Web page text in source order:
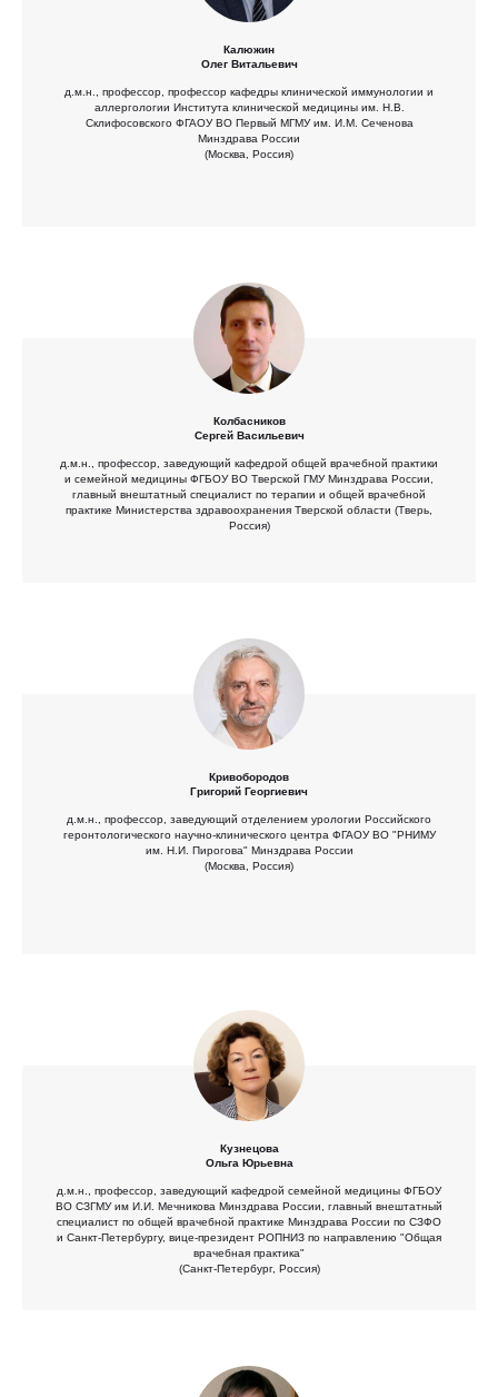
Калюжин
Олег Витальевич
д.м.н., профессор, профессор кафедры клинической иммунологии и
аллергологии Института клинической медицины им. Н.В.
Склифосовского ФГАОУ ВО Первый МГМУ им. И.М. Сеченова
Минздрава России
(Москва, Россия)
Колбасников
Сергей Васильевич
д.м.н., профессор, заведующий кафедрой общей врачебной практики
и семейной медицины ФГБОУ ВО Тверской ГМУ Минздрава России,
главный внештатный специалист по терапии и общей врачебной
практике Министерства здравоохранения Тверской области (Тверь,
Россия)
Кривобородов
Григорий Георгиевич
д.м.н., профессор, заведующий отделением урологии Российского
геронтологического научно-клинического центра ФГАОУ ВО "РНИМУ
им. Н.И. Пирогова" Минздрава России
(Москва, Россия)
Кузнецова
Ольга Юрьевна
д.м.н., профессор, заведующий кафедрой семейной медицины ФГБОУ
ВО СЗГМУ им И.И. Мечникова Минздрава России, главный внештатный
специалист по общей врачебной практике Минздрава России по СЗФО
и Санкт-Петербургу, вице-президент РОПНИЗ по направлению "Общая
врачебная практика"
(Санкт-Петербург, Россия)